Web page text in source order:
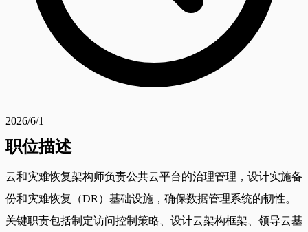
2026/6/1
职位描述
云和灾难恢复架构师负责公共云平台的治理管理，设计实施备
份和灾难恢复（DR）基础设施，确保数据管理系统的韧性。
关键职责包括制定访问控制策略、设计云架构框架、领导云基